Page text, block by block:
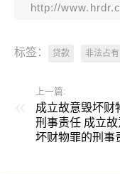
http://
标签： 贷款 非法占有
上一篇:
成立故意毁坏财
刑事责任 成立
坏财物罪的刑事